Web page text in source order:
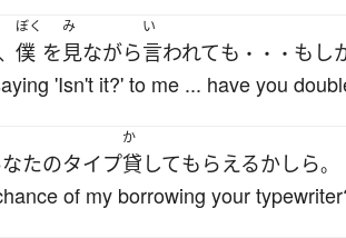
、
ぼく
僕 を
み
見ながら
い
言われても ・・・ もし
'Isn't it?' to me ... have you
たのタイプ
か
貸してもらえるかしら。
of my borrowing your